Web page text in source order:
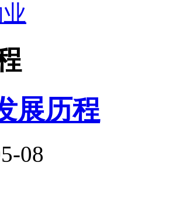
业
展历程
08